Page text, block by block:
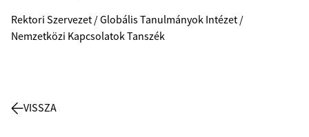
Rektori Szervezet / Globális Tanulmányok Intézet /
Nemzetközi Kapcsolatok Tanszék
VISSZA